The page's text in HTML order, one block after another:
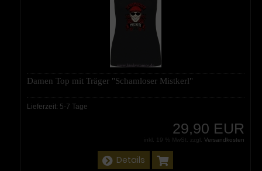
Damen Top mit Träger "Schamloser Mistkerl"
Lieferzeit: 5-7 Tage
29,90 EUR
inkl. 19 % MwSt. zzgl. Versandkosten
Details